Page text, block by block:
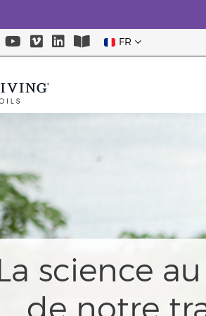
FR
La science
de notre